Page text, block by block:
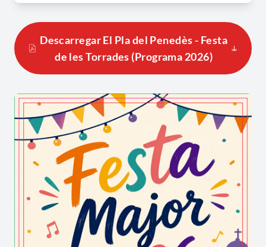
orígens en la trobada que en una data
determinada de cada any se celebrava a la Creu
l’objecte era fer una festa de germanor a la qual
assistien tots els habitants del terme. També es
diu que aquesta trobada s’havia arribat a fer un
any a cada població. En altres indrets encara avui
se celebren aquest tipus de festes itinerants.
El Pla ha conservat l’esperit de la tradició, ja que
és quelcom intrínsec en el subconscient de les
persones que han nascut o que d’una forma
prolongada han viscut al municipi. És
Descarregar El Pla del Penedès - Festa
de les Torrades (Programa 2026)